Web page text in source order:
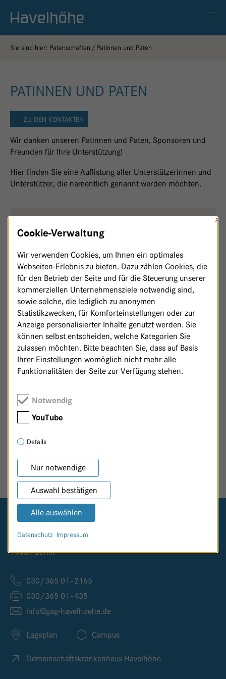
Sie sind hier: Patenschaften Patinnen und Paten
PATINNEN UND PATEN
ZU DEN KONTAKTEN
Wir danken unseren Patinnen und Paten, Sponsoren und
Freunden für Ihre Unterstützung!
Hier finden Sie eine Auflistung aller Unterstützerinnen und
Unterstützer, die namentlich genannt werden möchten.
Zurück zur Patenschaftsseite
Logo GKH Havelhöhe
Kladower Damm 221
14089 Berlin
030/365 01–2165
030/365 01–435
info@gag-havelhoehe.de
Lageplan Campus
Gemeinschaftskrankenhaus Havelhöhe
Cookie-Verwaltung
×
Wir verwenden Cookies, um Ihnen ein optimales
Webseiten-Erlebnis zu bieten. Dazu zählen Cookies, die
für den Betrieb der Seite und für die Steuerung unserer
kommerziellen Unternehmensziele notwendig sind,
sowie solche, die lediglich zu anonymen
Statistikzwecken, für Komforteinstellungen oder zur
Anzeige personalisierter Inhalte genutzt werden. Sie
können selbst entscheiden, welche Kategorien Sie
zulassen möchten. Bitte beachten Sie, dass auf Basis
Ihrer Einstellungen womöglich nicht mehr alle
Funktionalitäten der Seite zur Verfügung stehen.
Notwendig
YouTube
Details
Nur notwendige
Auswahl bestätigen
Alle auswählen
Datenschutz Impressum